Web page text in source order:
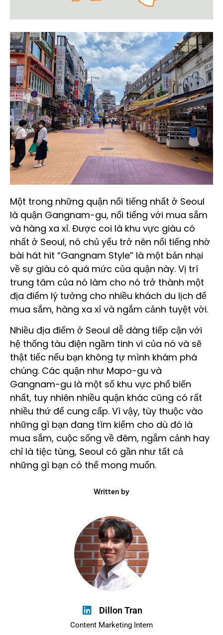
Một trong những quận nổi tiếng nhất ở Seoul
là quận Gangnam-gu, nổi tiếng với mua sắm
và hàng xa xỉ. Được coi là khu vực giàu có
nhất ở Seoul, nó chủ yếu trở nên nổi tiếng nhờ
bài hát hit “Gangnam Style” là một bản nhại
về sự giàu có quá mức của quận này. Vị trí
trung tâm của nó làm cho nó trở thành một
địa điểm lý tưởng cho nhiều khách du lịch để
mua sắm, hàng xa xỉ và ngắm cảnh tuyệt vời.
Nhiều địa điểm ở Seoul dễ dàng tiếp cận với
hệ thống tàu điện ngầm tinh vi của nó và sẽ
thật tiếc nếu bạn không tự mình khám phá
chúng. Các quận như Mapo-gu và
Gangnam-gu là một số khu vực phổ biến
nhất, tuy nhiên nhiều quận khác cũng có rất
nhiều thứ để cung cấp. Vì vậy, tùy thuộc vào
những gì bạn đang tìm kiếm cho dù đó là
mua sắm, cuộc sống về đêm, ngắm cảnh hay
chỉ là tiệc tùng, Seoul có gần như tất cả
những gì bạn có thể mong muốn.
Written by
Dillon Tran
Content Marketing Intern